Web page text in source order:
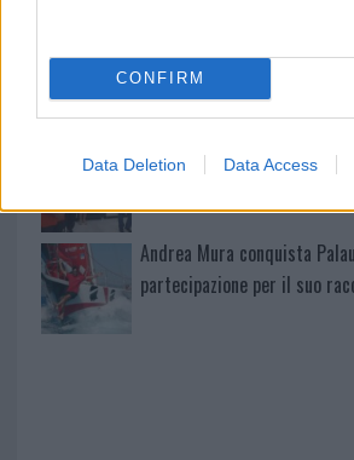
CONFIRM
Data Deletion Data Access
in Europa: classifica dei 5
pe…
Incendi, a San Pasquale
l’inaugurazione
Andrea Mura conquista
partecipazione per il suo